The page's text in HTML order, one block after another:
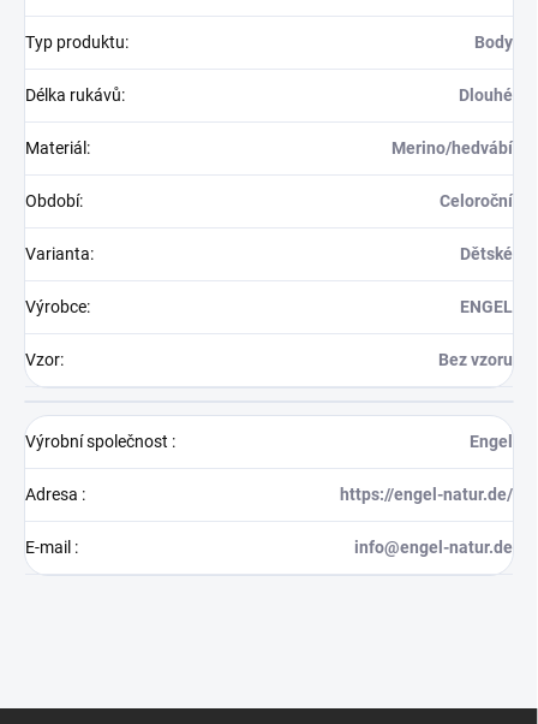
Typ produktu: Body
Délka rukávů: Dlouhé
Materiál : Merino/hedvábí
Období: Celoroční
Varianta: Dětské
Výrobce: ENGEL
Vzor: Bez vzoru
Výrobní společnost : Engel
Adresa : https://engel-natur.de/
E-mail : info@engel-natur.de